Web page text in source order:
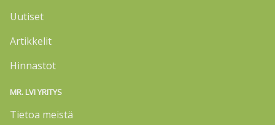
Uutiset
Artikkelit
Hinnastot
MR. LVI YRITYS
Tietoa meistä